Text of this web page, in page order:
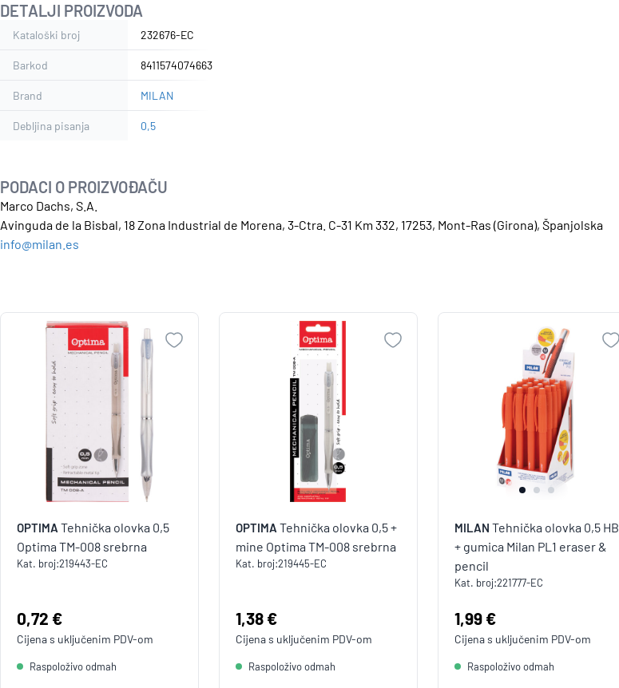
DETALJI PROIZVODA
Kataloški broj 232676-EC
Barkod 8411574074663
Brand MILAN
Debljina pisanja 0,5
PODACI O PROIZVOĐAČU
Marco Dachs, S.A.
Avinguda de la Bisbal, 18 Zona Industrial de Morena, 3-Ctra. C-31 Km 332, 17253, Mont-Ras (Girona), Španjolska
info@milan.es
OPTIMA Tehnička olovka 0,5
Optima TM-008 srebrna
Kat. broj:219443-EC
Cijena:
0,72 €
Cijena s uključenim PDV-om
Raspoloživo odmah
OPTIMA Tehnička olovka 0,5 +
mine Optima TM-008 srebrna
Kat. broj:219445-EC
Cijena:
1,38 €
Cijena s uključenim PDV-om
Raspoloživo odmah
MILAN Tehnička olovka 0,5 HB
+ gumica Milan PL1 eraser &
pencil
Kat. broj:221777-EC
Cijena:
1,99 €
Cijena s uključenim PDV-om
Raspoloživo odmah